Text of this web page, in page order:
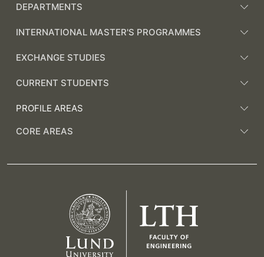
DEPARTMENTS
INTERNATIONAL MASTER'S PROGRAMMES
EXCHANGE STUDIES
CURRENT STUDENTS
PROFILE AREAS
CORE AREAS